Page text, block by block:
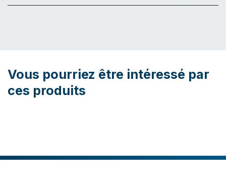
Vous pourriez être intéressé par
ces produits